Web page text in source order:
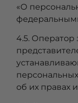
«О
4.5. Оператор
об их правах